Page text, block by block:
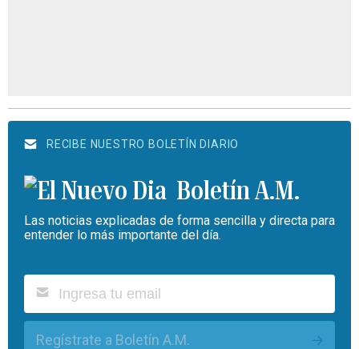
RECIBE NUESTRO BOLETÍN DIARIO
Boletín A.M.
Las noticias explicadas de forma sencilla y directa para
entender lo más importante del día.
Regístrate a Boletín A.M.